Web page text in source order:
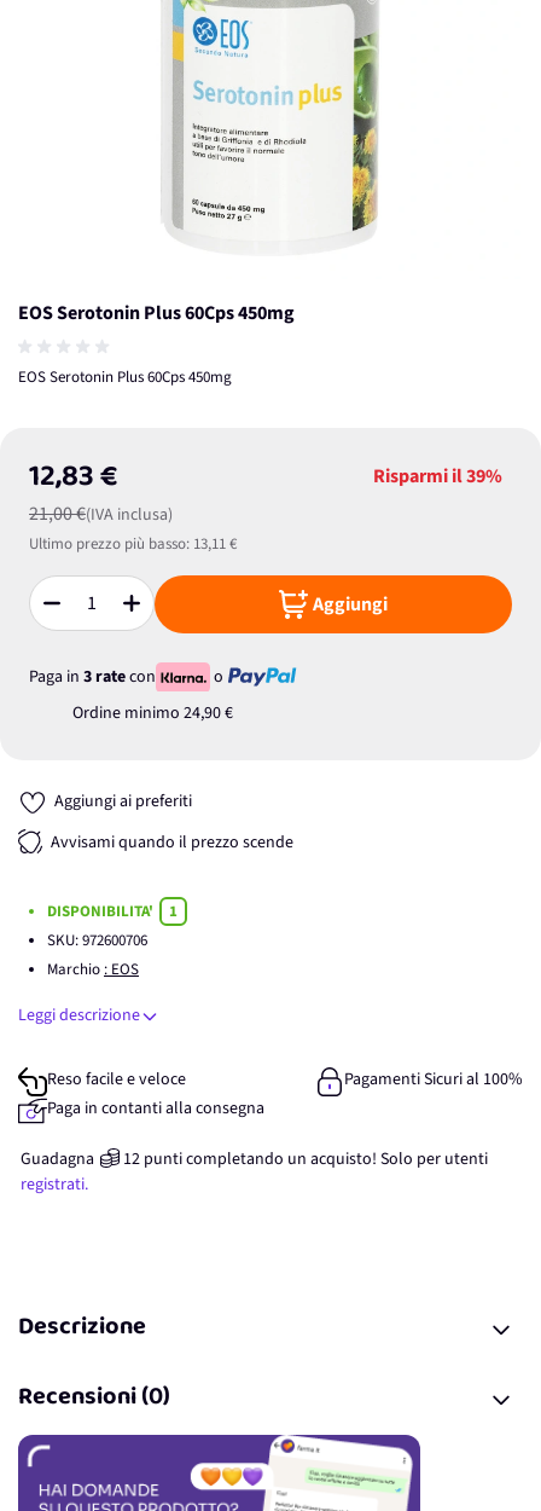
EOS Serotonin Plus 60Cps 450mg
EOS Serotonin Plus 60Cps 450mg
12,83 €
21,00 €(IVA inclusa)
Risparmi il39%
Ultimo prezzo più basso: 13,11 €
Quantità Aggiungi
Paga in 3 ratecon
o
Ordine minimo 24,90 €
Aggiungi ai preferiti
Avvisami quando il prezzo scende
DISPONIBILITA'
1
SKU:972600706
Marchio : EOS
Leggi descrizione
Reso facile e veloce
Pagamenti Sicuri al 100%
Paga in contanti alla consegna
Guadagna 12 punticompletando un acquisto! Solo per utenti
registrati.
Descrizione
Recensioni (0)